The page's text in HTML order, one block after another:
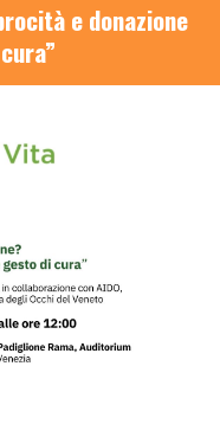
e donazione